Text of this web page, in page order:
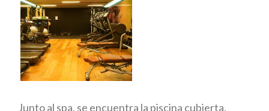
Junto al spa, se encuentra la piscina cubierta,